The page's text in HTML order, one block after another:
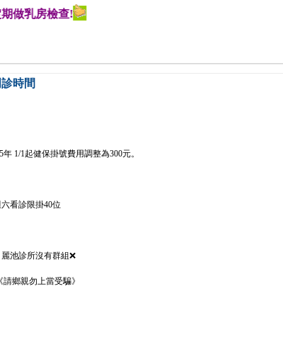
房檢查!
診時間
年 1/1起健保掛號費用調整為300元。
看診限掛40位
池診所沒有群組❌
請鄉親勿上當受騙》